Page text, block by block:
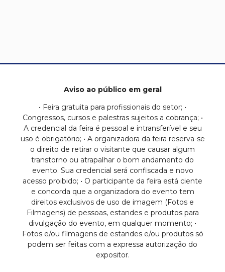
Aviso ao público em geral
• Feira gratuita para profissionais do setor; •
Congressos, cursos e palestras sujeitos a cobrança; •
A credencial da feira é pessoal e intransferível e seu
uso é obrigatório; • A organizadora da feira reserva-se
o direito de retirar o visitante que causar algum
transtorno ou atrapalhar o bom andamento do
evento. Sua credencial será confiscada e novo
acesso proibido; • O participante da feira está ciente
e concorda que a organizadora do evento tem
direitos exclusivos de uso de imagem (Fotos e
Filmagens) de pessoas, estandes e produtos para
divulgação do evento, em qualquer momento; •
Fotos e/ou filmagens de estandes e/ou produtos só
podem ser feitas com a expressa autorização do
expositor.